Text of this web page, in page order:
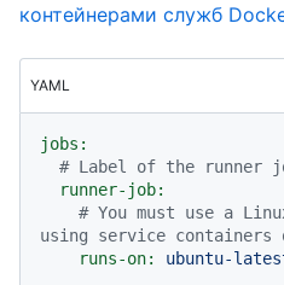
контейнерами служб
YAML
jobs:
# Label of the runner
runner-job:
# You must use a
using service containers
runs-on:
ubuntu-